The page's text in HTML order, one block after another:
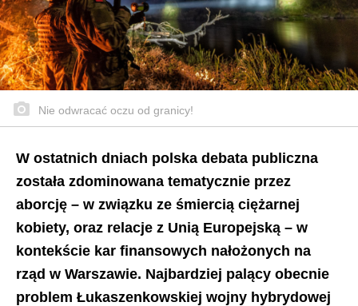
Nie odwracać oczu od granicy!
W ostatnich dniach polska debata publiczna
została zdominowana tematycznie przez
aborcję – w związku ze śmiercią ciężarnej
kobiety, oraz relacje z Unią Europejską – w
kontekście kar finansowych nałożonych na
rząd w Warszawie. Najbardziej palący obecnie
problem Łukaszenkowskiej wojny hybrydowej